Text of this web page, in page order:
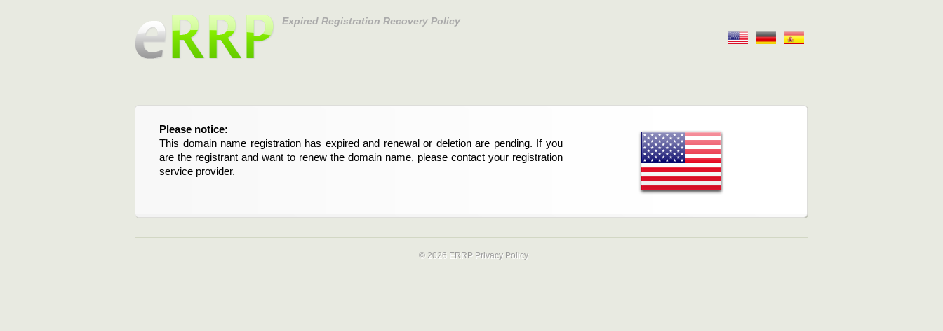
Expired Registration Recovery Policy
Please notice:
This domain name registration has expired and renewal or deletion are pending. If you
are the registrant and want to renew the domain name, please contact your registration
service provider.
Bitte beachten Sie:
Diese Domainregistrierung ist abgelaufen und die Verlängerung oder Löschung der
Domain stehen an. Wenn Sie der Registrant sind und die Domainregistrierung
verlängern möchten, kontaktieren Sie bitte Ihren Service-Provider.
© 2026 ERRP Privacy Policy